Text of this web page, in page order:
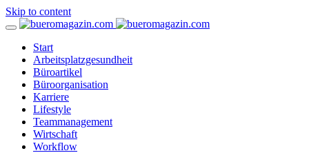
Skip to content
Start
Arbeitsplatzgesundheit
Büroartikel
Büroorganisation
Karriere
Lifestyle
Teammanagement
Wirtschaft
Workflow